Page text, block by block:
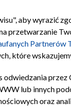
Regulamin TVP
aby wyrazić
przetwarzanie
Partnerów
które
przez
lub innych
oraz